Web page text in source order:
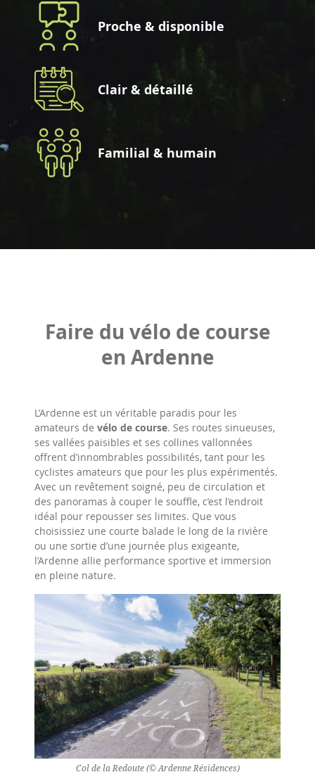
Proche & disponible
Clair & détaillé
Familial & humain
Faire du vélo de course
en Ardenne
L’Ardenne est un véritable paradis pour les
amateurs de vélo de course. Ses routes sinueuses,
ses vallées paisibles et ses collines vallonnées
offrent d’innombrables possibilités, tant pour les
cyclistes amateurs que pour les plus expérimentés.
Avec un revêtement soigné, peu de circulation et
des panoramas à couper le souffle, c’est l’endroit
idéal pour repousser ses limites. Que vous
choisissiez une courte balade le long de la rivière
ou une sortie d’une journée plus exigeante,
l’Ardenne allie performance sportive et immersion
en pleine nature.
Col de la Redoute (© Ardenne Résidences)